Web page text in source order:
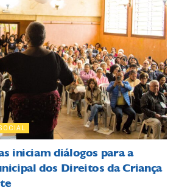
iniciam diálogos para a
dos Direitos da Criança